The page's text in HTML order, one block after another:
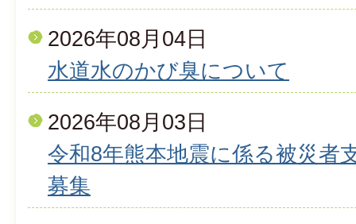
2026年08月04日
水道水のかび臭について
2026年08月03日
令和8年熊本地震に係る被災者
募集